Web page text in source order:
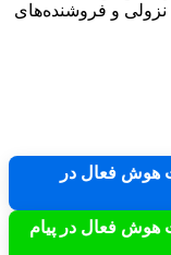
و فروشنده‌های
هوش فعال در
هوش فعال در پیام